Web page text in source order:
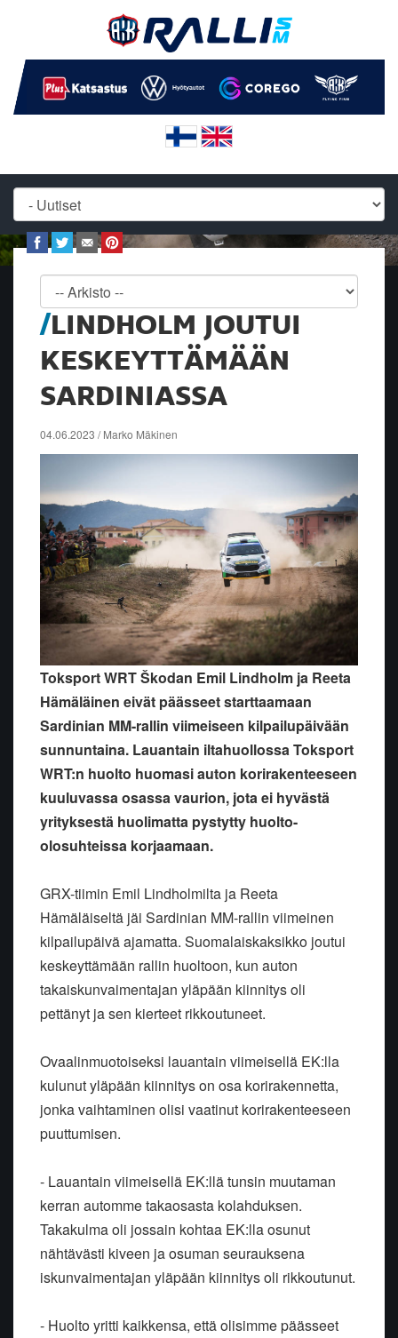
LINDHOLM JOUTUI
KESKEYTTÄMÄÄN
SARDINIASSA
04.06.2023 / Marko Mäkinen
Toksport WRT Škodan Emil Lindholm ja Reeta
Hämäläinen eivät päässeet starttaamaan
Sardinian MM-rallin viimeiseen kilpailupäivään
sunnuntaina. Lauantain iltahuollossa Toksport
WRT:n huolto huomasi auton korirakenteeseen
kuuluvassa osassa vaurion, jota ei hyvästä
yrityksestä huolimatta pystytty huolto-
olosuhteissa korjaamaan.
GRX-tiimin Emil Lindholmilta ja Reeta
Hämäläiseltä jäi Sardinian MM-rallin viimeinen
kilpailupäivä ajamatta. Suomalaiskaksikko joutui
keskeyttämään rallin huoltoon, kun auton
takaiskunvaimentajan yläpään kiinnitys oli
pettänyt ja sen kierteet rikkoutuneet.
Ovaalinmuotoiseksi lauantain viimeisellä EK:lla
kulunut yläpään kiinnitys on osa korirakennetta,
jonka vaihtaminen olisi vaatinut korirakenteeseen
puuttumisen.
- Lauantain viimeisellä EK:llä tunsin muutaman
kerran automme takaosasta kolahduksen.
Takakulma oli jossain kohtaa EK:lla osunut
nähtävästi kiveen ja osuman seurauksena
iskunvaimentajan yläpään kiinnitys oli rikkoutunut.
- Huolto yritti kaikkensa, että olisimme päässeet